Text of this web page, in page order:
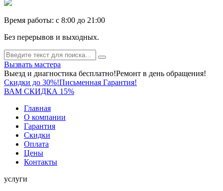
Время работы: c 8:00 до 21:00
Без перерывов и выходных.
Вызвать мастера
Выезд и диагностика бесплатно!Ремонт в день обращения!
Скидки до 30%!Письменная Гарантия!
ВАМ СКИДКА 15%
Главная
О компании
Гарантия
Скидки
Оплата
Цены
Контакты
услуги